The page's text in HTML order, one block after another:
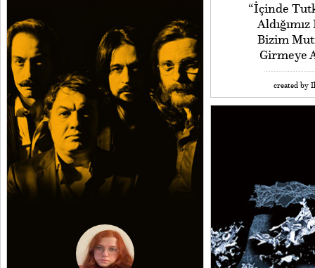
“İçinde
Bizim
Girmeye
created by